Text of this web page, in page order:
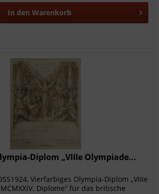
In den Warenkorb
Diplom „VIIIe Olympiade...
Vierfarbiges Olympia-Diplom „VIIIe
Diplome“ für das britische